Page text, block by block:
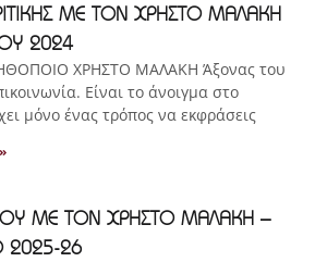
ΜΕ ΤΟΝ ΧΡΗΣΤΟ ΜΑΛΑΚΗ
2024
ΧΡΗΣΤΟ ΜΑΛΑΚΗ Άξονας του
Είναι το άνοιγμα στο
μόνο ένας τρόπος να εκφράσεις
ΜΕ ΤΟΝ ΧΡΗΣΤΟ ΜΑΛΑΚΗ –
2025-26